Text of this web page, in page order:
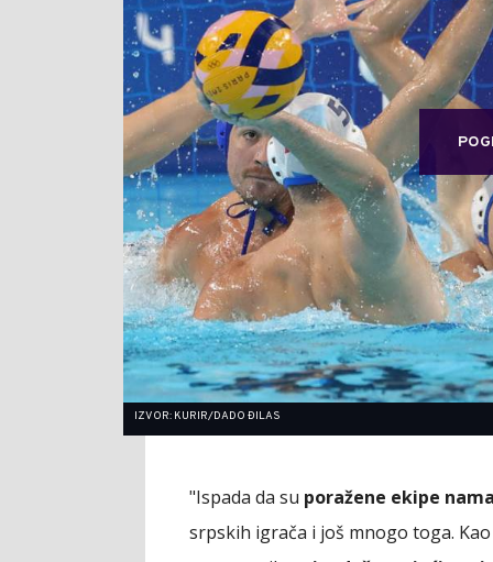
IZVOR: KURIR/DADO ĐILAS
"Ispada da su poražene ekipe
srpskih igrača i još mnogo toga.